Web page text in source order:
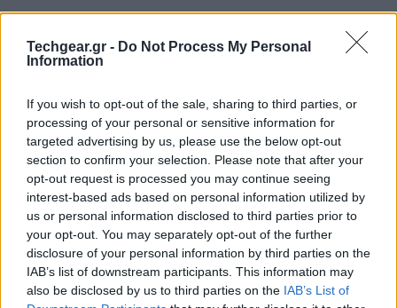
Techgear.gr - Do Not Process My Personal
Information
If you wish to opt-out of the sale, sharing to third parties, or
processing of your personal or sensitive information for
targeted advertising by us, please use the below opt-out
section to confirm your selection. Please note that after your
opt-out request is processed you may continue seeing
interest-based ads based on personal information utilized by
us or personal information disclosed to third parties prior to
your opt-out. You may separately opt-out of the further
disclosure of your personal information by third parties on the
IAB’s list of downstream participants. This information may
also be disclosed by us to third parties on the IAB’s List of
Μετά την χθεσινή ανακοίνωση περίτερματισμού
λειτουργίας του Google Readerπου συγκλόνισε ένα
μεγάλο ποσοστό των χρηστών Internet η υπηρεσία
Digg ανακοίνωσε ότι θα κυκλοφορήσει σύντομα τη
δική της εναλλακτική πρόταση για το RSS.